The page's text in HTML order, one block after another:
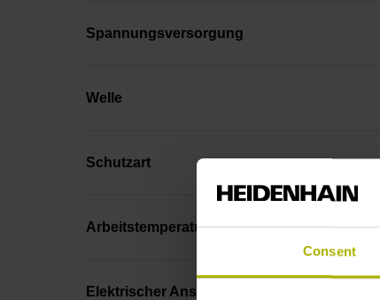
Consent
Spannungsversorgung
Welle
Schutzart
Arbeitstemperatur
Elektrischer Anschluss